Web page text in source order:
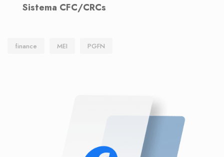
Sistema CFC/CRCs
finance MEI PGFN